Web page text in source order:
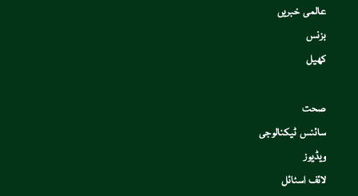
عالمی خبریں
بزنس
کھیل
صحت
سائنس ٹیکنالوجی
ویڈیوز
لائف اسٹائل